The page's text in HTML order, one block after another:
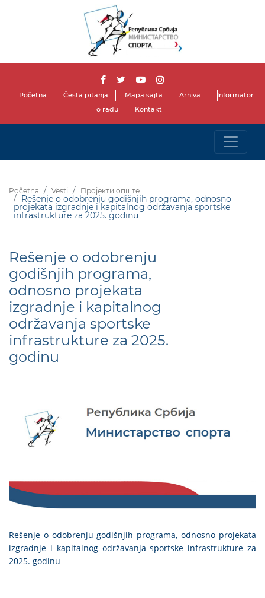
Početna Česta pitanja Mapa sajta Arhiva
Informator
o radu
Kontakt
Početna Vesti Пројекти опште
Rešenje o odobrenju godišnjih programa, odnosno
projekata izgradnje i kapitalnog održavanja sportske
infrastrukture za 2025. godinu
Rešenje o odobrenju
godišnjih programa,
odnosno projekata
izgradnje i kapitalnog
održavanja sportske
infrastrukture za 2025.
godinu
Rešenje o odobrenju godišnjih programa, odnosno projekata
izgradnje i kapitalnog održavanja sportske infrastrukture za
2025. godinu